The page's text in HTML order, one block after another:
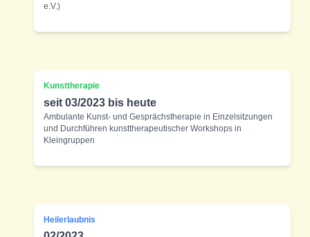
e.V.)
Kunsttherapie
seit 03/2023 bis heute
Ambulante Kunst- und Gesprächstherapie in Einzelsitzungen
und Durchführen kunsttherapeutischer Workshops in
Kleingruppen
Heilerlaubnis